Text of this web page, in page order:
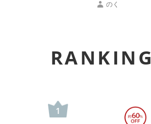
のく
RANKING
1